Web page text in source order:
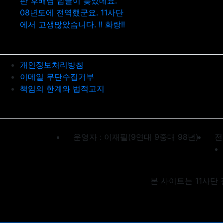
08년도에 전역했군요. 11사단
에서 고생많았습니다. !! 화랑!!
개인정보처리방침
이메일 무단수집거부
책임의 한계와 법적고지
운영자 : 이재필(9연대 9중대 98년)
본 사이트는 11사